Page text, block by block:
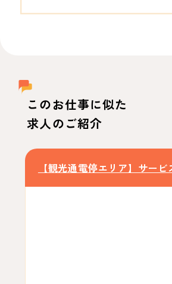
このお仕事に似た
求人のご紹介
【観光通電停エリア】サー